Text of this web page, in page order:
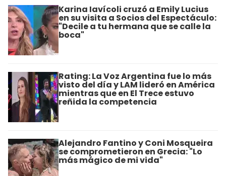
Karina Iavícoli cruzó a Emily Lucius
en su visita a Socios del Espectáculo:
"Decile a tu hermana que se calle la
boca"
Rating: La Voz Argentina fue lo más
visto del día y LAM lideró en América
mientras que en El Trece estuvo
reñida la competencia
Alejandro Fantino y Coni Mosqueira
se comprometieron en Grecia: "Lo
más mágico de mi vida"